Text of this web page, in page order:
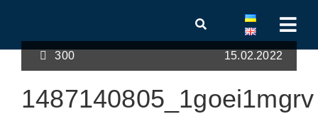
300 15.02.2022
1487140805_1goei1mgrv